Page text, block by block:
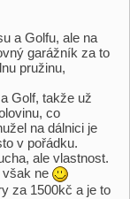
a Golfu, ale na
garážník za to
pružinu,
Golf, takže už
co
na dálnici je
v pořádku.
ale vlastnost.
však ne
za 1500kč a je to